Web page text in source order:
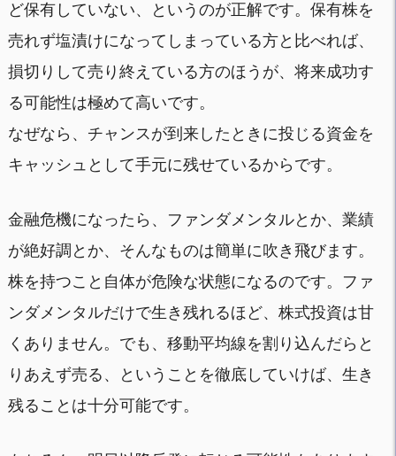
ど保有していない、というのが正解です。保有株を
売れず塩漬けになってしまっている方と比べれば、
損切りして売り終えている方のほうが、将来成功す
る可能性は極めて高いです。
なぜなら、チャンスが到来したときに投じる資金を
キャッシュとして手元に残せているからです。
金融危機になったら、ファンダメンタルとか、業績
が絶好調とか、そんなものは簡単に吹き飛びます。
株を持つこと自体が危険な状態になるのです。ファ
ンダメンタルだけで生き残れるほど、株式投資は甘
くありません。でも、移動平均線を割り込んだらと
りあえず売る、ということを徹底していけば、生き
残ることは十分可能です。